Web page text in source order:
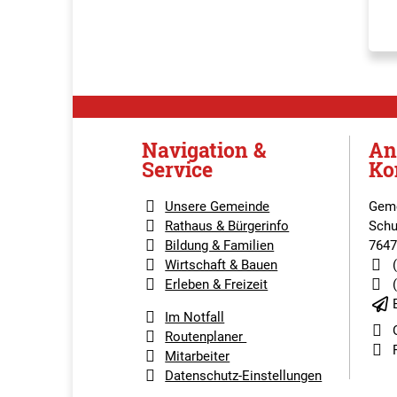
Navigation &
Service
Unsere Gemeinde
Rathaus & Bürgerinfo
Bildung & Familien
Wirtschaft & Bauen
Erleben & Freizeit
Im Notfall
Routenplaner
Mitarbeiter
Datenschutz-Einstellungen